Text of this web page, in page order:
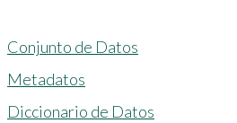
Conjunto de Datos
Metadatos
Diccionario de Datos